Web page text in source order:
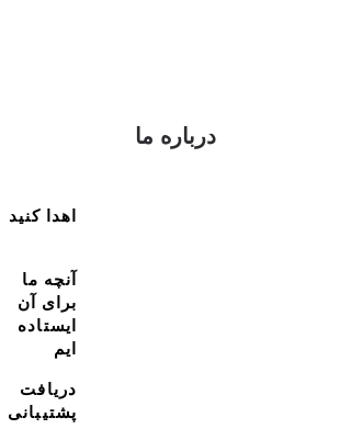
درباره ما
اهدا کنید
آنچه ما
برای آن
ایستاده
ایم
دریافت
پشتیبانی